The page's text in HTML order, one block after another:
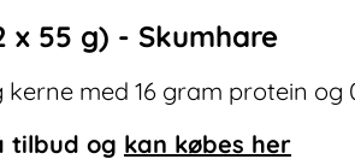
x 55 g) - Skumhare
med 16 gram protein og
tilbud og kan købes her